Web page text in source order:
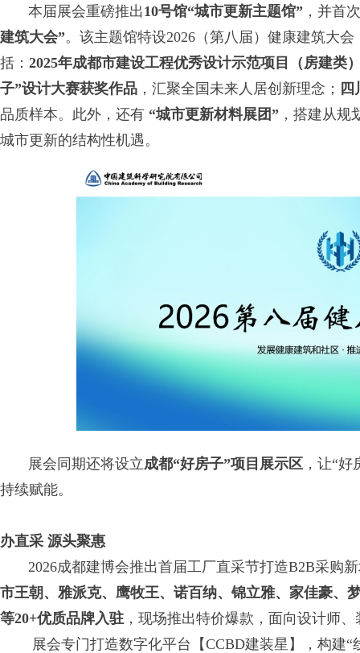
本届展会重磅推出10号馆“城市更新主题馆” ，并首
建筑大会”。该主题馆特设2026（第八届）健康建筑大
括： 2025年成都市建设工程优秀设计示范项目（房建类
子”设计大赛获奖作品 ，汇聚全国未来人居创新理念；
品质样本。此外，还有 “城市更新材料展团” ，搭建从
城市更新的结构性机遇。
展会同期还将设立成都“好房子”项目展示区 ，让“
持续赋能。
办直采 源头聚惠
2026成都建博会推出首届工厂直采节打造B2B采购
市王朝、雅派克、鹰牧王、诺百纳、锦立雅、家佳豪、
等20+优质品牌入驻，现场推出特价爆款，面向设计师
展会专门打造数字化平台【CCBD建装星】，构建“